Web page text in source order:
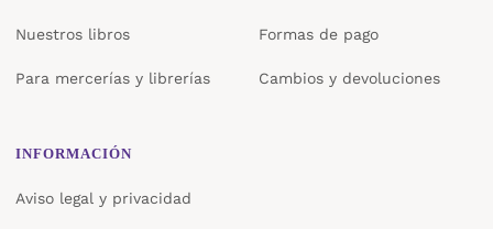
Nuestros libros
Para mercerías y librerías
Formas de pago
Cambios y devoluciones
INFORMACIÓN
Aviso legal y privacidad